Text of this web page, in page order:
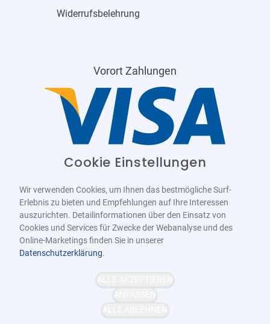
Widerrufsbelehrung
Vorort Zahlungen
WCAG-2.1-AA
Cookie Einstellungen
Wir verwenden Cookies, um Ihnen das bestmögliche Surf-
Erlebnis zu bieten und Empfehlungen auf Ihre Interessen
auszurichten. Detailinformationen über den Einsatz von
Cookies und Services für Zwecke der Webanalyse und des
Online-Marketings finden Sie in unserer
Datenschutzerklärung.
ALLE AKZEPTIEREN
ANPASSEN
ALLE ABLEHNEN